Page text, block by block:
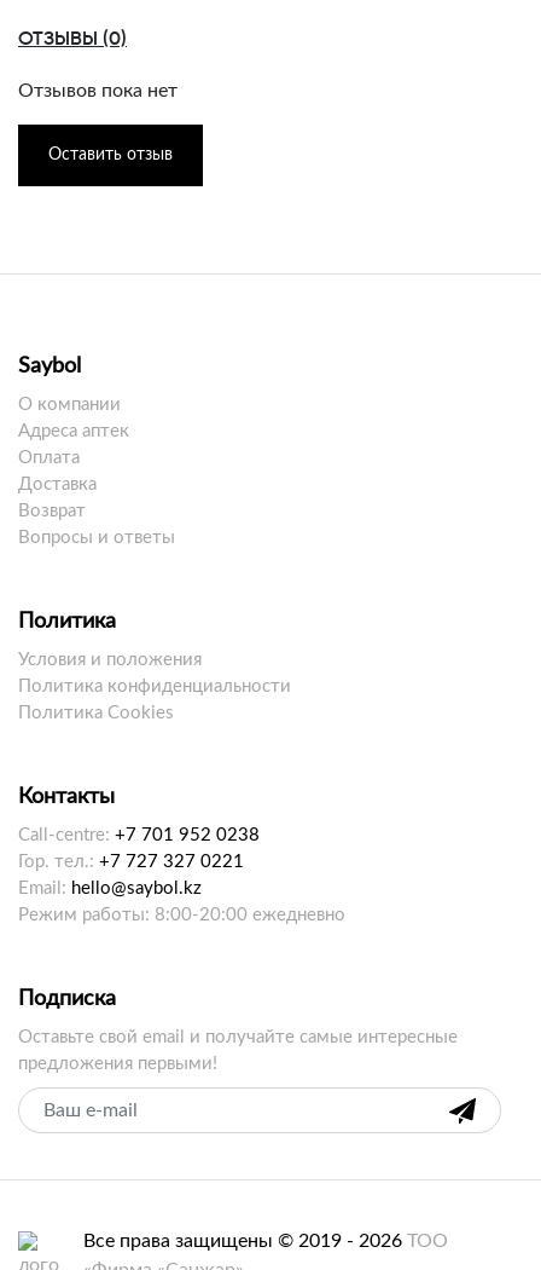
ОТЗЫВЫ (0)
Отзывов пока нет
Оставить отзыв
Saybol
О компании
Адреса аптек
Оплата
Доставка
Возврат
Вопросы и ответы
Политика
Условия и положения
Политика конфиденциальности
Политика Cookies
Контакты
Call-centre: +7 701 952 0238
Гор. тел.: +7 727 327 0221
Email: hello@saybol.kz
Режим работы: 8:00-20:00 ежедневно
Подписка
Оставьте свой email и получайте самые интересные
предложения первыми!
Все права защищены © 2019 - 2026 ТОО